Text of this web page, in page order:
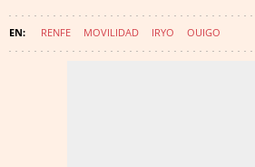
RENFE MOVILIDAD IRYO OUIGO